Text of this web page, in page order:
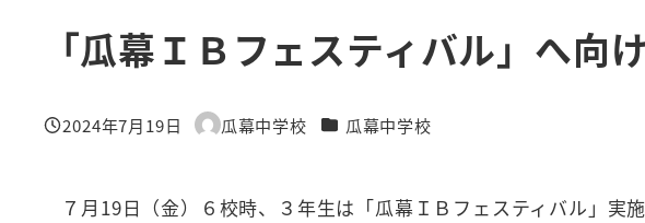
「瓜幕ＩＢフェスティバル」へ向
投稿日
2024年7月19日
著
瓜幕中学校 カテゴリー
瓜幕中学校
７月19日（金）６校時、３年生は「瓜幕ＩＢフェスティバル」実